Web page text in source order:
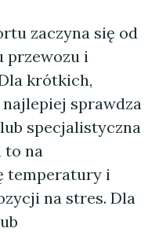
zaczyna się od
przewozu i
krótkich,
sprawdza
specjalistyczna
to na
temperatury i
na stres. Dla